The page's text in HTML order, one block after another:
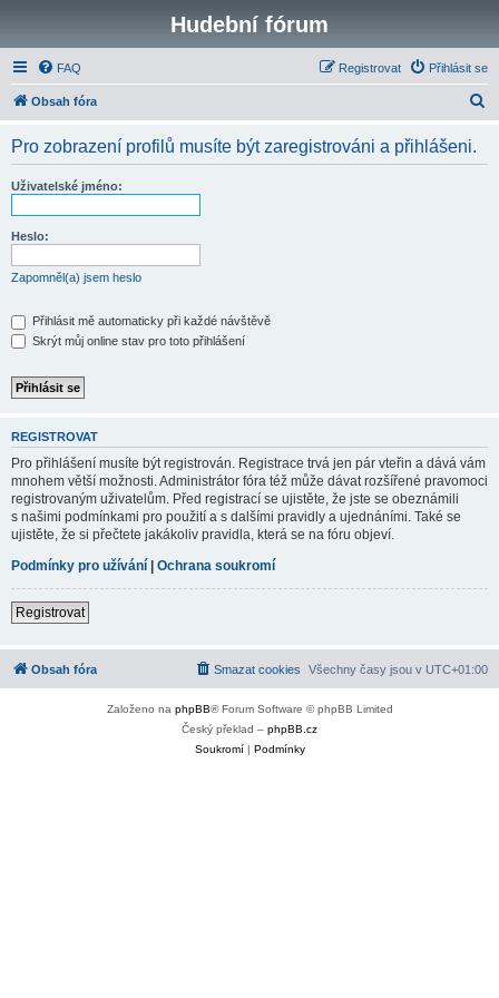
Hudební fórum
FAQ Přihlásit se
Registrovat
Obsah fóra
Pro zobrazení profilů musíte být zaregistrováni a přihlášeni.
Uživatelské jméno:
Heslo:
Zapomněl(a) jsem heslo
Přihlásit mě automaticky při každé návštěvě
Skrýt můj online stav pro toto přihlášení
REGISTROVAT
Pro přihlášení musíte být registrován. Registrace trvá jen pár vteřin a dává vám
mnohem větší možnosti. Administrátor fóra též může dávat rozšířené pravomoci
registrovaným uživatelům. Před registrací se ujistěte, že jste se obeznámili
s našimi podmínkami pro použití a s dalšími pravidly a ujednáními. Také se
ujistěte, že si přečtete jakákoliv pravidla, která se na fóru objeví.
Podmínky pro užívání | Ochrana soukromí
Registrovat
Obsah fóra Všechny časy jsou v UTC+01:00
Smazat cookies
Založeno na phpBB® Forum Software © phpBB Limited
Český překlad – phpBB.cz
Soukromí| Podmínky